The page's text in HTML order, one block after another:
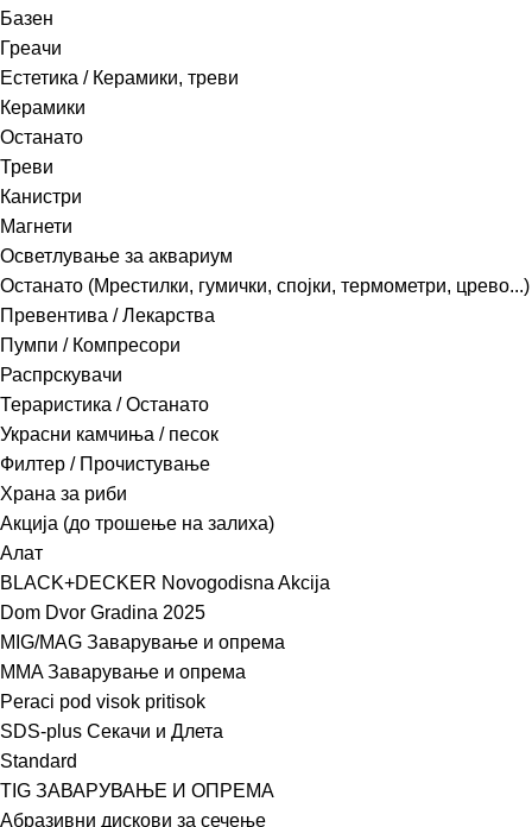
Базен
Греачи
Естетика / Керамики, треви
Керамики
Останато
Треви
Канистри
Магнети
Осветлување за аквариум
Останато (Мрестилки, гумички, спојки, термометри, црево...)
Превентива / Лекарства
Пумпи / Компресори
Распрскувачи
Тераристика / Останато
Украсни камчиња / песок
Филтер / Прочистување
Храна за риби
Акција (до трошење на залиха)
Алат
BLACK+DECKER Novogodisna Akcija
Dom Dvor Gradina 2025
MIG/MAG Заварување и опрема
MMA Заварување и опрема
Peraci pod visok pritisok
SDS-plus Секачи и Длета
Standard
TIG ЗАВАРУВАЊЕ И ОПРЕМА
Абразивни дискови за сечење